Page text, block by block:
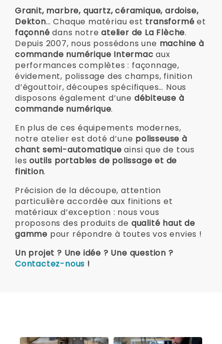
Granit, marbre, quartz, céramique, ardoise,
Dekton… Chaque matériau est transformé et
façonné dans notreatelier de La Flèche.
Depuis 2007, nous possédons une machine à
commande numérique Intermac aux
performances complètes : façonnage,
évidement, polissage des champs, finition
d’égouttoir, découpes spécifiques… Nous
disposons également d’une débiteuse à
commande numérique.
En plus de ces équipements modernes,
notre atelier est doté d’une polisseuse à
chant semi-automatique ainsi que de tous
lesoutils portables de polissage et de
finition.
Précision de la découpe, attention
particulière accordée aux finitions et
matériaux d’exception : nous vous
proposons des produits de qualité haut de
gamme pour répondre à toutes vos envies !
Un projet ? Une idée ? Une question ?
Contactez-nous !